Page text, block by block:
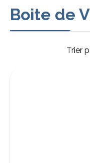
Boite de
Trier